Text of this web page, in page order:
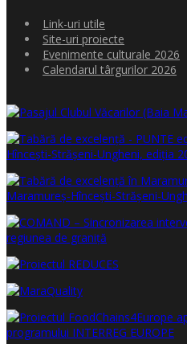
Link-uri utile
Site-uri proiecte
Evenimente culturale 2026
Calendarul târgurilor 2026